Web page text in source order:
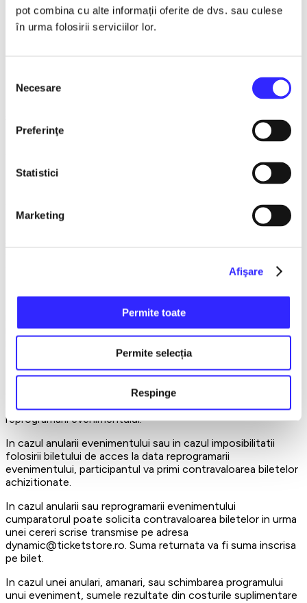
pot combina cu alte informații oferite de dvs. sau culese
în urma folosirii serviciilor lor.
consimțământului
Necesare
Preferinţe
Statistici
Marketing
Afişare
Permite toate
Permite selecția
Respinge
incepere a reprezentatiei.
Accesul dupa ora de incepere a evenimentului nu este
spectacolului daca organizatorul nu specifica astfel.
Biletele sunt inscriptionate cu mentiunea taxa 1% Crucea
Nerespectarea regulamentului sau folosirea biletului in alte
intrare vor prezenta bilete care nu sunt achizitionate prin
intermediul www.dynamicticket.ro si/sau sunt falsificate cu
In cazul reprogramarii evenimentului, biletul de acces
achizitionat va putea fi folosit pentru o noua data
comunicata de organizator, cumparatorul beneficiind de
toate drepturile conferite de biletul de acces la data
reprogramarii evenimentului.
In cazul anularii evenimentului sau in cazul imposibilitatii
folosirii biletului de acces la data reprogramarii
evenimentului, participantul va primi contravaloarea biletelor
achizitionate.
In cazul anularii sau reprogramarii evenimentului
cumparatorul poate solicita contravaloarea biletelor in urma
unei cereri scrise transmise pe adresa
dynamic@ticketstore.ro. Suma returnata va fi suma inscrisa
pe bilet.
In cazul unei anulari, amanari, sau schimbarea programului
unui eveniment, sumele rezultate din costurile suplimentare